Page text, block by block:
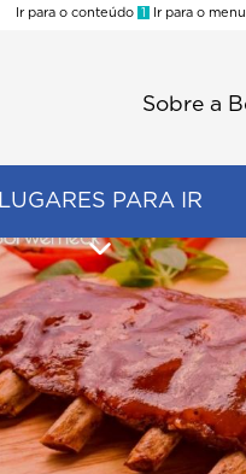
Ir para o conteúdo 1 Ir para o menu
Sobre a
LUGARES PARA IR